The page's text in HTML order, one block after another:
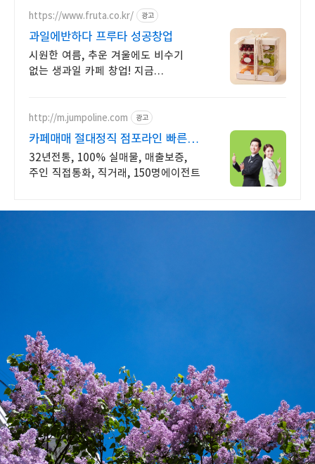
https://www.fruta.co.kr/ 광고
과일에반하다 프루타 성공창업
시원한 여름, 추운 겨울에도 비수기
없는 생과일 카페 창업! 지금
창업상담시 혜택 제공
http://m.jumpoline.com 광고
카페매매 절대정직 점포라인 빠른
직거래 & 안전중개거래
32년전통, 100% 실매물, 매출보증,
주인 직접통화, 직거래, 150명에이전트